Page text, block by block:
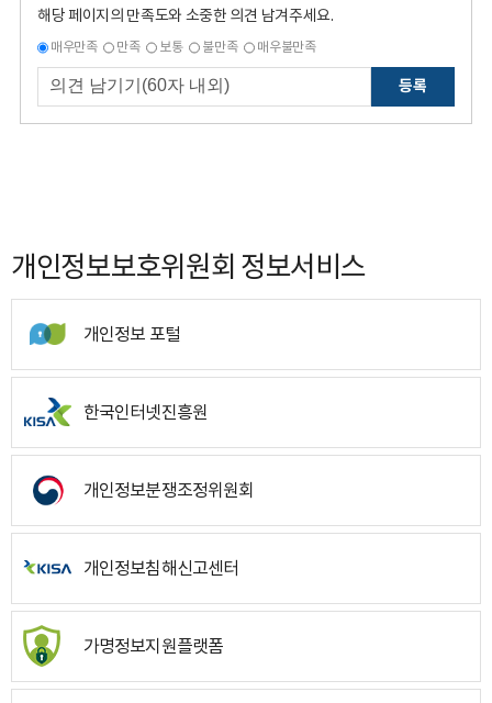
해당 페이지의 만족도와 소중한 의견 남겨주세요.
매우만족 만족 보통 불만족 매우불만족
등록
개인정보보호위원회 정보서비스
개인정보 포털
한국인터넷진흥원
개인정보분쟁조정위원회
개인정보침해신고센터
가명정보지원플랫폼